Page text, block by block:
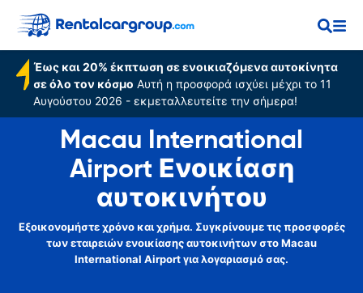
Έως και 20% έκπτωση σε ενοικιαζόμενα αυτοκίνητα
σε όλο τον κόσμο Αυτή η προσφορά ισχύει μέχρι το 11
Αυγούστου 2026 - εκμεταλλευτείτε την σήμερα!
Macau International
Airport Ενοικίαση
αυτοκινήτου
Εξοικονομήστε χρόνο και χρήμα. Συγκρίνουμε τις προσφορές
των εταιρειών ενοικίασης αυτοκινήτων στο Macau
International Airport για λογαριασμό σας.